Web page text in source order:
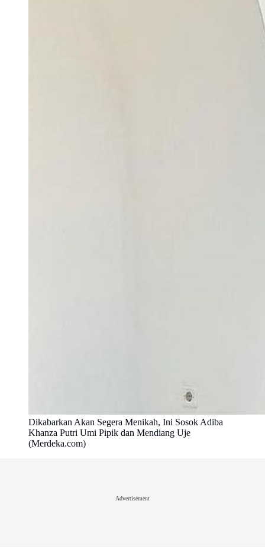
Dikabarkan Akan Segera Menikah, Ini Sosok Adiba
Khanza Putri Umi Pipik dan Mendiang Uje
(Merdeka.com)
Advertisement